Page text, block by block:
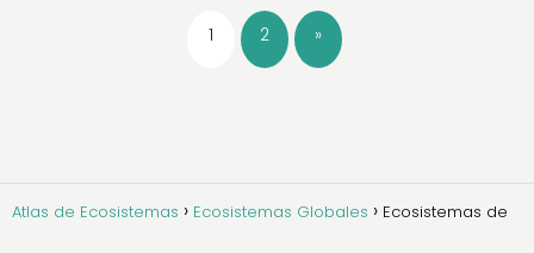
1 2 »
Atlas de Ecosistemas Ecosistemas Globales Ecosistemas de